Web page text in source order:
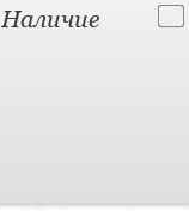
Наличие